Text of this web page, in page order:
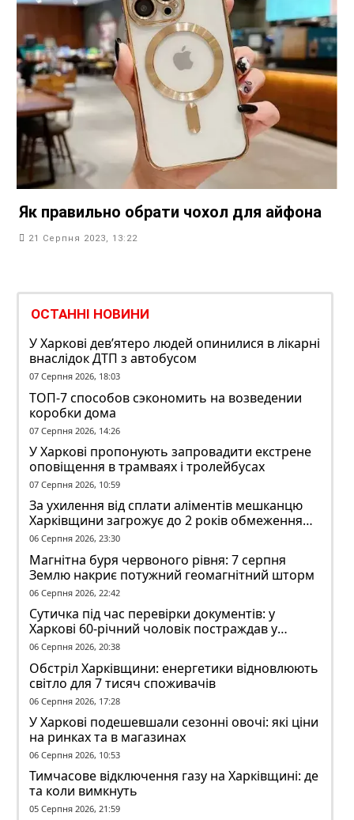
Як правильно обрати чохол для айфона
21 Серпня 2023, 13:22
ОСТАННІ НОВИНИ
У Харкові дев’ятеро людей опинилися в лікарні
внаслідок ДТП з автобусом
07 Серпня 2026, 18:03
ТОП-7 способов сэкономить на возведении
коробки дома
07 Серпня 2026, 14:26
У Харкові пропонують запровадити екстрене
оповіщення в трамваях і тролейбусах
07 Серпня 2026, 10:59
За ухилення від сплати аліментів мешканцю
Харківщини загрожує до 2 років обмеження
волі
06 Серпня 2026, 23:30
Магнітна буря червоного рівня: 7 серпня
Землю накриє потужний геомагнітний шторм
06 Серпня 2026, 22:42
Сутичка під час перевірки документів: у
Харкові 60-річний чоловік постраждав у
конфлікті з ТЦК
06 Серпня 2026, 20:38
Обстріл Харківщини: енергетики відновлюють
світло для 7 тисяч споживачів
06 Серпня 2026, 17:28
У Харкові подешевшали сезонні овочі: які ціни
на ринках та в магазинах
06 Серпня 2026, 10:53
Тимчасове відключення газу на Харківщині: де
та коли вимкнуть
05 Серпня 2026, 21:59